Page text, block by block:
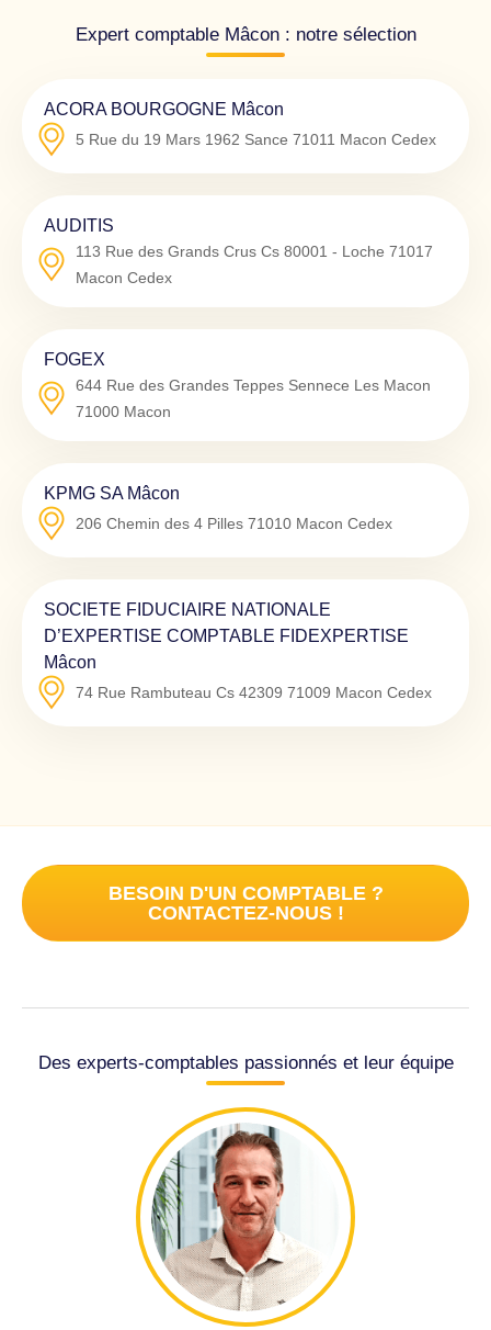
Expert comptable Mâcon : notre sélection
ACORA BOURGOGNE Mâcon
5 Rue du 19 Mars 1962 Sance 71011 Macon Cedex
AUDITIS
113 Rue des Grands Crus Cs 80001 - Loche 71017
Macon Cedex
FOGEX
644 Rue des Grandes Teppes Sennece Les Macon
71000 Macon
KPMG SA Mâcon
206 Chemin des 4 Pilles 71010 Macon Cedex
SOCIETE FIDUCIAIRE NATIONALE
D’EXPERTISE COMPTABLE FIDEXPERTISE
Mâcon
74 Rue Rambuteau Cs 42309 71009 Macon Cedex
BESOIN D'UN COMPTABLE ?
CONTACTEZ-NOUS !
Des experts-comptables passionnés et leur équipe